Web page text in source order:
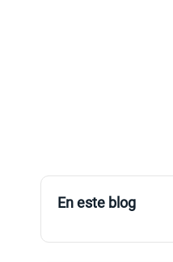
En este blog